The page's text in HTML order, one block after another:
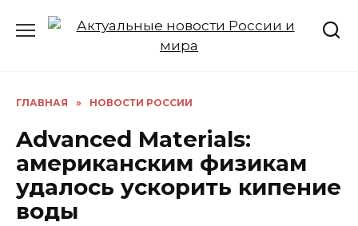
ГЛАВНАЯ » НОВОСТИ РОССИИ
Advanced Materials:
американским физикам
удалось ускорить кипение
воды